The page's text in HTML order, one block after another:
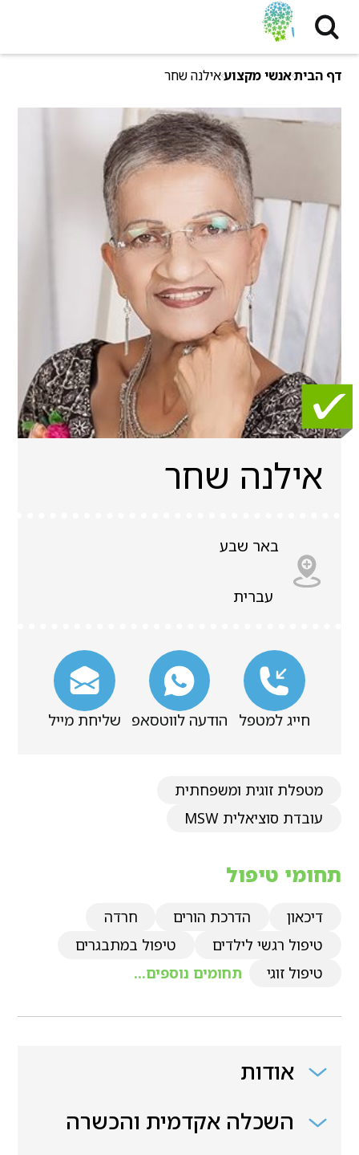
דף הביתאנשי מקצועאילנה שחר
אילנה שחר
באר שבע
עברית
חייג למטפל הודעה לווטסאפ שליחת מייל
מטפלת זוגית ומשפחתית
עובדת סוציאלית MSW
תחומי טיפול
דיכאון הדרכת הורים
חרדה
טיפול רגשי לילדים
טיפול במתבגרים
טיפול זוגי
תחומים נוספים...
אודות
השכלה אקדמית והכשרה